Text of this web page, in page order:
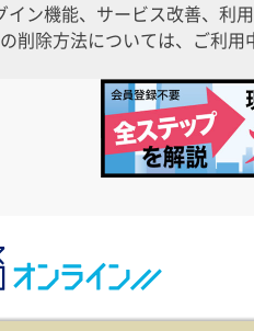
イン機能、サービス改善、利
削除方法については、ご利